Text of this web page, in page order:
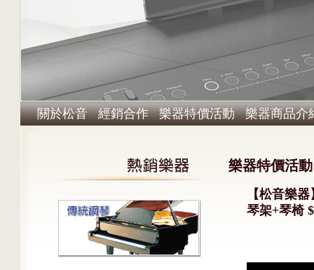
關於松音 經銷合作 樂器特價活動 樂器商品介
樂器特價活動
【松音樂
琴架+琴椅